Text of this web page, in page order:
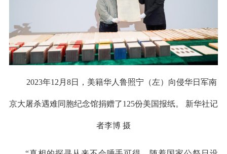
2023年12月8日，美籍华人鲁照宁（左）向侵华日军南
京大屠杀遇难同胞纪念馆捐赠了125份美国报纸。 新华社记
者李博 摄